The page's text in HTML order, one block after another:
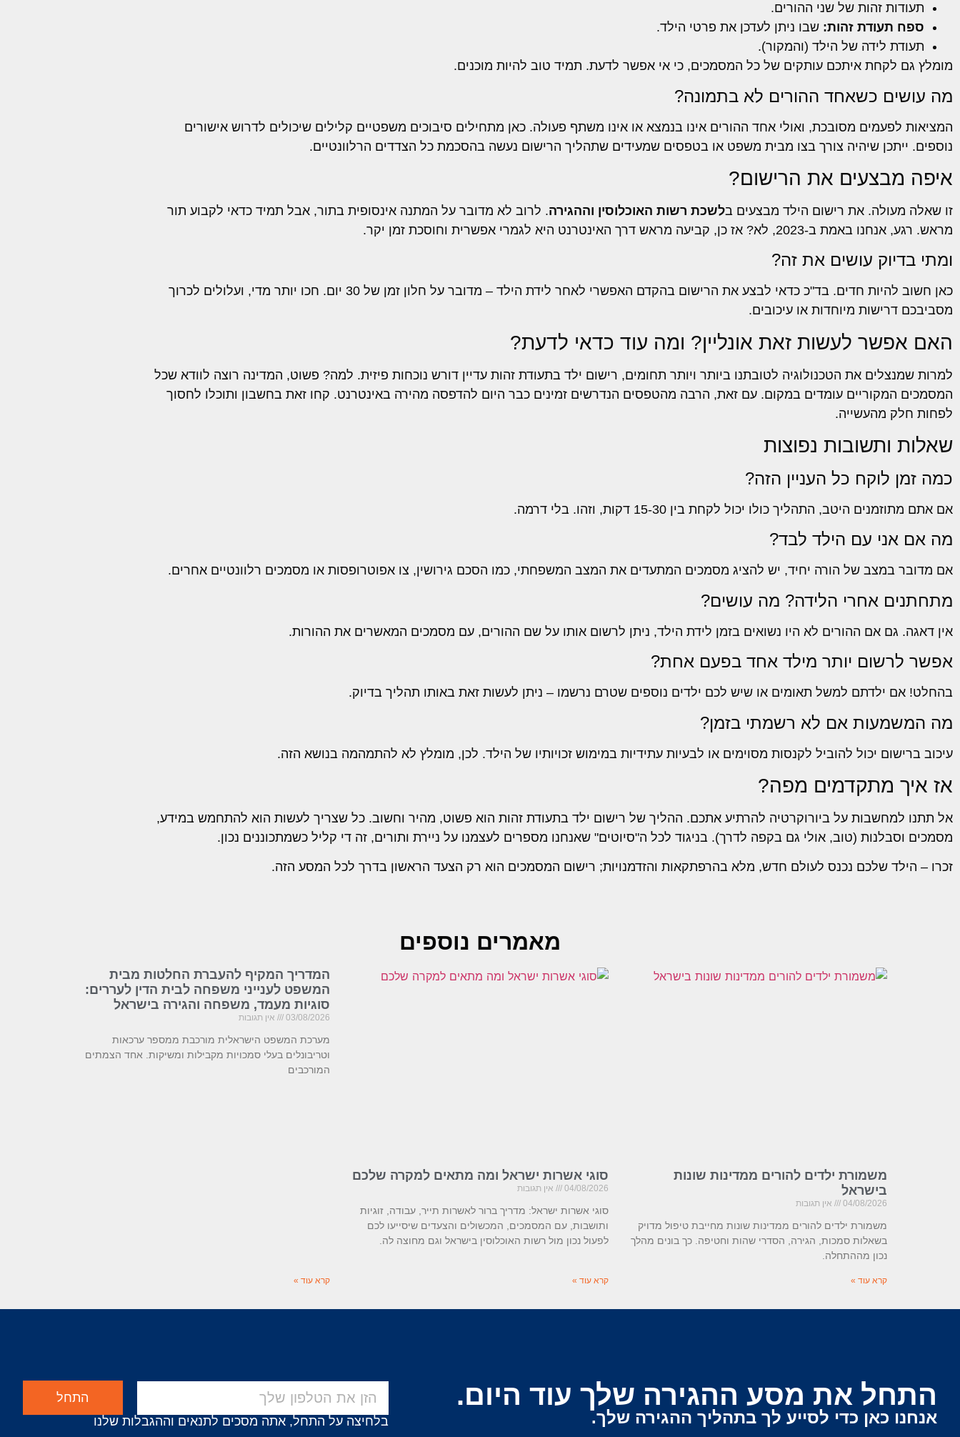
תעודות זהות של שני ההורים.
ספח תעודת זהות: שבו ניתן לעדכן את פרטי הילד.
תעודת לידה של הילד (והמקור).
מומלץ גם לקחת איתכם עותקים של כל המסמכים, כי אי אפשר לדעת. תמיד טוב להיות מוכנים.
מה עושים כשאחד ההורים לא בתמונה?
המציאות לפעמים מסובכת, ואולי אחד ההורים אינו בנמצא או אינו משתף פעולה. כאן מתחילים סיבוכים משפטיים קלילים שיכולים לדרוש אישורים
נוספים. ייתכן שיהיה צורך בצו מבית משפט או בטפסים שמעידים שתהליך הרישום נעשה בהסכמת כל הצדדים הרלוונטיים.
איפה מבצעים את הרישום?
זו שאלה מעולה. את רישום הילד מבצעים בלשכת רשות האוכלוסין וההגירה. לרוב לא מדובר על המתנה אינסופית בתור, אבל תמיד כדאי לקבוע תור
מראש. רגע, אנחנו באמת ב-2023, לא? אז כן, קביעה מראש דרך האינטרנט היא לגמרי אפשרית וחוסכת זמן יקר.
ומתי בדיוק עושים את זה?
כאן חשוב להיות חדים. בד"כ כדאי לבצע את הרישום בהקדם האפשרי לאחר לידת הילד – מדובר על חלון זמן של 30 יום. חכו יותר מדי, ועלולים לכרוך
מסביבכם דרישות מיוחדות או עיכובים.
האם אפשר לעשות זאת אונליין? ומה עוד כדאי לדעת?
למרות שמנצלים את הטכנולוגיה לטובתנו ביותר ויותר תחומים, רישום ילד בתעודת זהות עדיין דורש נוכחות פיזית. למה? פשוט, המדינה רוצה לוודא שכל
המסמכים המקוריים עומדים במקום. עם זאת, הרבה מהטפסים הנדרשים זמינים כבר היום להדפסה מהירה באינטרנט. קחו זאת בחשבון ותוכלו לחסוך
לפחות חלק מהעשייה.
שאלות ותשובות נפוצות
כמה זמן לוקח כל העניין הזה?
אם אתם מתוזמנים היטב, התהליך כולו יכול לקחת בין 15-30 דקות, וזהו. בלי דרמה.
מה אם אני עם הילד לבד?
אם מדובר במצב של הורה יחיד, יש להציג מסמכים המתעדים את המצב המשפחתי, כמו הסכם גירושין, צו אפוטרופסות או מסמכים רלוונטיים אחרים.
מתחתנים אחרי הלידה? מה עושים?
אין דאגה. גם אם ההורים לא היו נשואים בזמן לידת הילד, ניתן לרשום אותו על שם ההורים, עם מסמכים המאשרים את ההורות.
אפשר לרשום יותר מילד אחד בפעם אחת?
בהחלט! אם ילדתם למשל תאומים או שיש לכם ילדים נוספים שטרם נרשמו – ניתן לעשות זאת באותו תהליך בדיוק.
מה המשמעות אם לא רשמתי בזמן?
עיכוב ברישום יכול להוביל לקנסות מסוימים או לבעיות עתידיות במימוש זכויותיו של הילד. לכן, מומלץ לא להתמהמה בנושא הזה.
אז איך מתקדמים מפה?
אל תתנו למחשבות על ביורוקרטיה להרתיע אתכם. ההליך של רישום ילד בתעודת זהות הוא פשוט, מהיר וחשוב. כל שצריך לעשות הוא להתחמש במידע,
מסמכים וסבלנות (טוב, אולי גם בקפה לדרך). בניגוד לכל ה"סיוטים" שאנחנו מספרים לעצמנו על ניירת ותורים, זה די קליל כשמתכוננים נכון.
זכרו – הילד שלכם נכנס לעולם חדש, מלא בהרפתקאות והזדמנויות; רישום המסמכים הוא רק הצעד הראשון בדרך לכל המסע הזה.
מאמרים נוספים
משמורת ילדים להורים ממדינות שונות
בישראל
04/08/2026 אין תגובות
משמורת ילדים להורים ממדינות שונות מחייבת טיפול מדויק
בשאלות סמכות, הגירה, הסדרי שהות וחטיפה. כך בונים מהלך
נכון מההתחלה.
קרא עוד »
סוגי אשרות ישראל ומה מתאים למקרה שלכם
04/08/2026 אין תגובות
סוגי אשרות ישראל: מדריך ברור לאשרות תייר, עבודה, זוגיות
ותושבות, עם המסמכים, המכשולים והצעדים שיסייעו לכם
לפעול נכון מול רשות האוכלוסין בישראל וגם מחוצה לה.
קרא עוד »
המדריך המקיף להעברת החלטות מבית
המשפט לענייני משפחה לבית הדין לעררים:
סוגיות מעמד, משפחה והגירה בישראל
03/08/2026 אין תגובות
מערכת המשפט הישראלית מורכבת ממספר ערכאות
וטריבונלים בעלי סמכויות מקבילות ומשיקות. אחד הצמתים
המורכבים
קרא עוד »
התחל את מסע ההגירה שלך עוד היום.
אנחנו כאן כדי לסייע לך בתהליך ההגירה שלך.
התחל
בלחיצה על התחל, אתה מסכים לתנאים וההגבלות שלנו